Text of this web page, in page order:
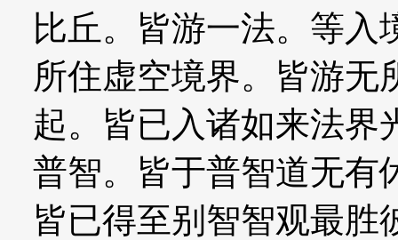
比丘。皆游一法。等入
所住虚空境界。皆游无
起。皆已入诸如来法界
普智。皆于普智道无有
皆已得至别智智观最胜